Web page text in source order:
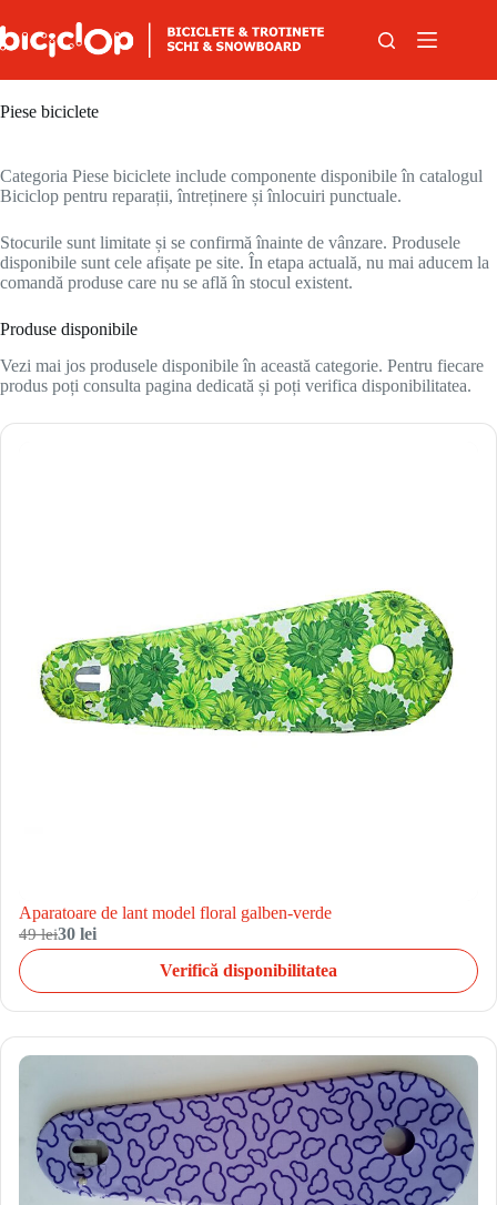
Piese biciclete
Categoria Piese biciclete include componente disponibile în catalogul
Biciclop pentru reparații, întreținere și înlocuiri punctuale.
Stocurile sunt limitate și se confirmă înainte de vânzare. Produsele
disponibile sunt cele afișate pe site. În etapa actuală, nu mai aducem la
comandă produse care nu se află în stocul existent.
Produse disponibile
Vezi mai jos produsele disponibile în această categorie. Pentru fiecare
produs poți consulta pagina dedicată și poți verifica disponibilitatea.
Aparatoare de lant model floral galben-verde
49 lei30 lei
Verifică disponibilitatea